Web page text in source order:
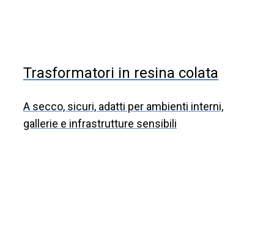
Trasformatori in resina colata
A secco, sicuri, adatti per ambienti interni,
gallerie e infrastrutture sensibili